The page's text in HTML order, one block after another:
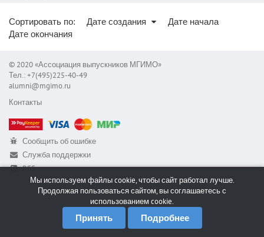
Сортировать по: Дате создания
Дате начала
Дате окончания
© 2020 «Ассоциация выпускников МГИМО»
Тел.: +7(495)225-40-49
alumni@mgimo.ru
Контакты
Сообщить об ошибке
Служба поддержки
RSS
Мы используем файлы cookie, чтобы сайт работал лучше.
Продолжая пользоваться сайтом, вы соглашаетесь с
использованием cookie.
Принять Подробнее